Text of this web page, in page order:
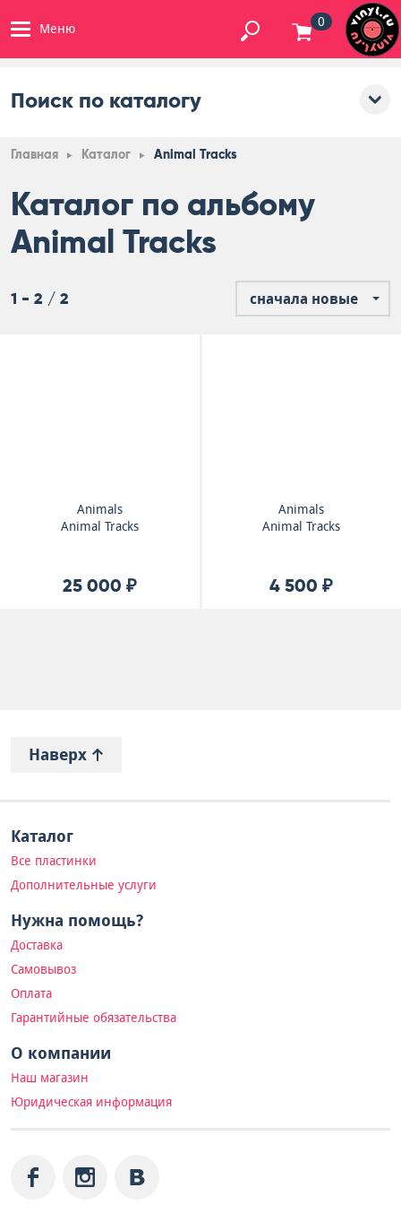
Меню 0
Поиск по каталогу
Главная Каталог Animal Tracks
Каталог по альбому
Animal Tracks
1 - 2 / 2 сначала новые
Animals
Animal Tracks
25 000 ₽
Animals
Animal Tracks
4 500 ₽
Наверх
Каталог
Все пластинки
Дополнительные услуги
Нужна помощь?
Доставка
Самовывоз
Оплата
Гарантийные обязательства
О компании
Наш магазин
Юридическая информация